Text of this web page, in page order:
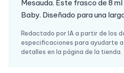
Mesauda. Este frasco de 8
Baby. Diseñado para una
Redactado por IA a partir de los
especificaciones para ayudarte
detalles en la página de la tienda.